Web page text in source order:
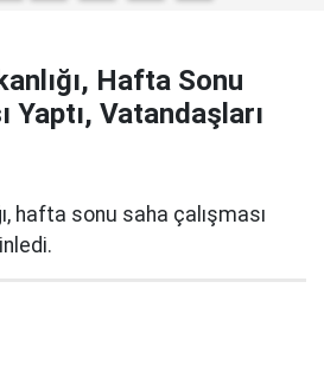
Hafta Sonu
Yaptı, Vatandaşları
hafta sonu saha çalışması